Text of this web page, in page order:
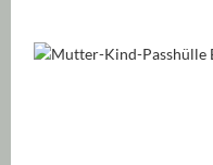
Bildergalerie überspringen